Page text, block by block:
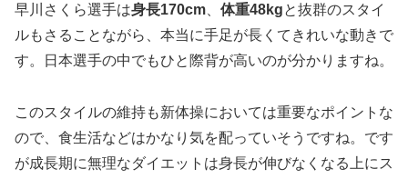
早川さくら選手は身長170cm 体重48kgと抜群のスタイ
ルもさることながら、本当に手足が長くてきれいな動きで
す。日本選手の中でもひと際背が高いのが分かりますね。
このスタイルの維持も新体操においては重要なポイントな
ので、食生活などはかなり気を配っていそうですね。です
が成長期に無理なダイエットは身長が伸びなくなる上にス